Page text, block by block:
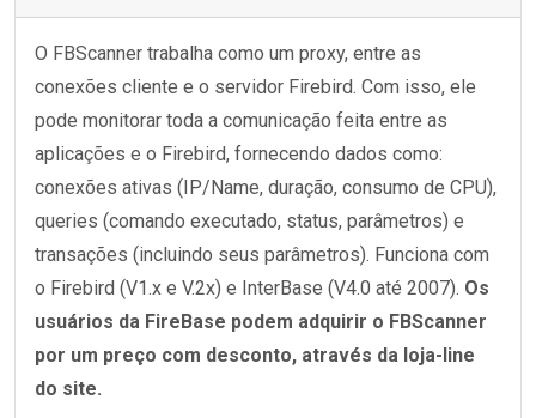
O FBScanner trabalha como um proxy, entre as
conexões cliente e o servidor Firebird. Com isso, ele
pode monitorar toda a comunicação feita entre as
aplicações e o Firebird, fornecendo dados como:
conexões ativas (IP/Name, duração, consumo de CPU),
queries (comando executado, status, parâmetros) e
transações (incluindo seus parâmetros). Funciona com
o Firebird (V1.x e V.2x) e InterBase (V4.0 até 2007). Os
usuários da FireBase podem adquirir o FBScanner
por um preço com desconto, através da loja-line
do site.